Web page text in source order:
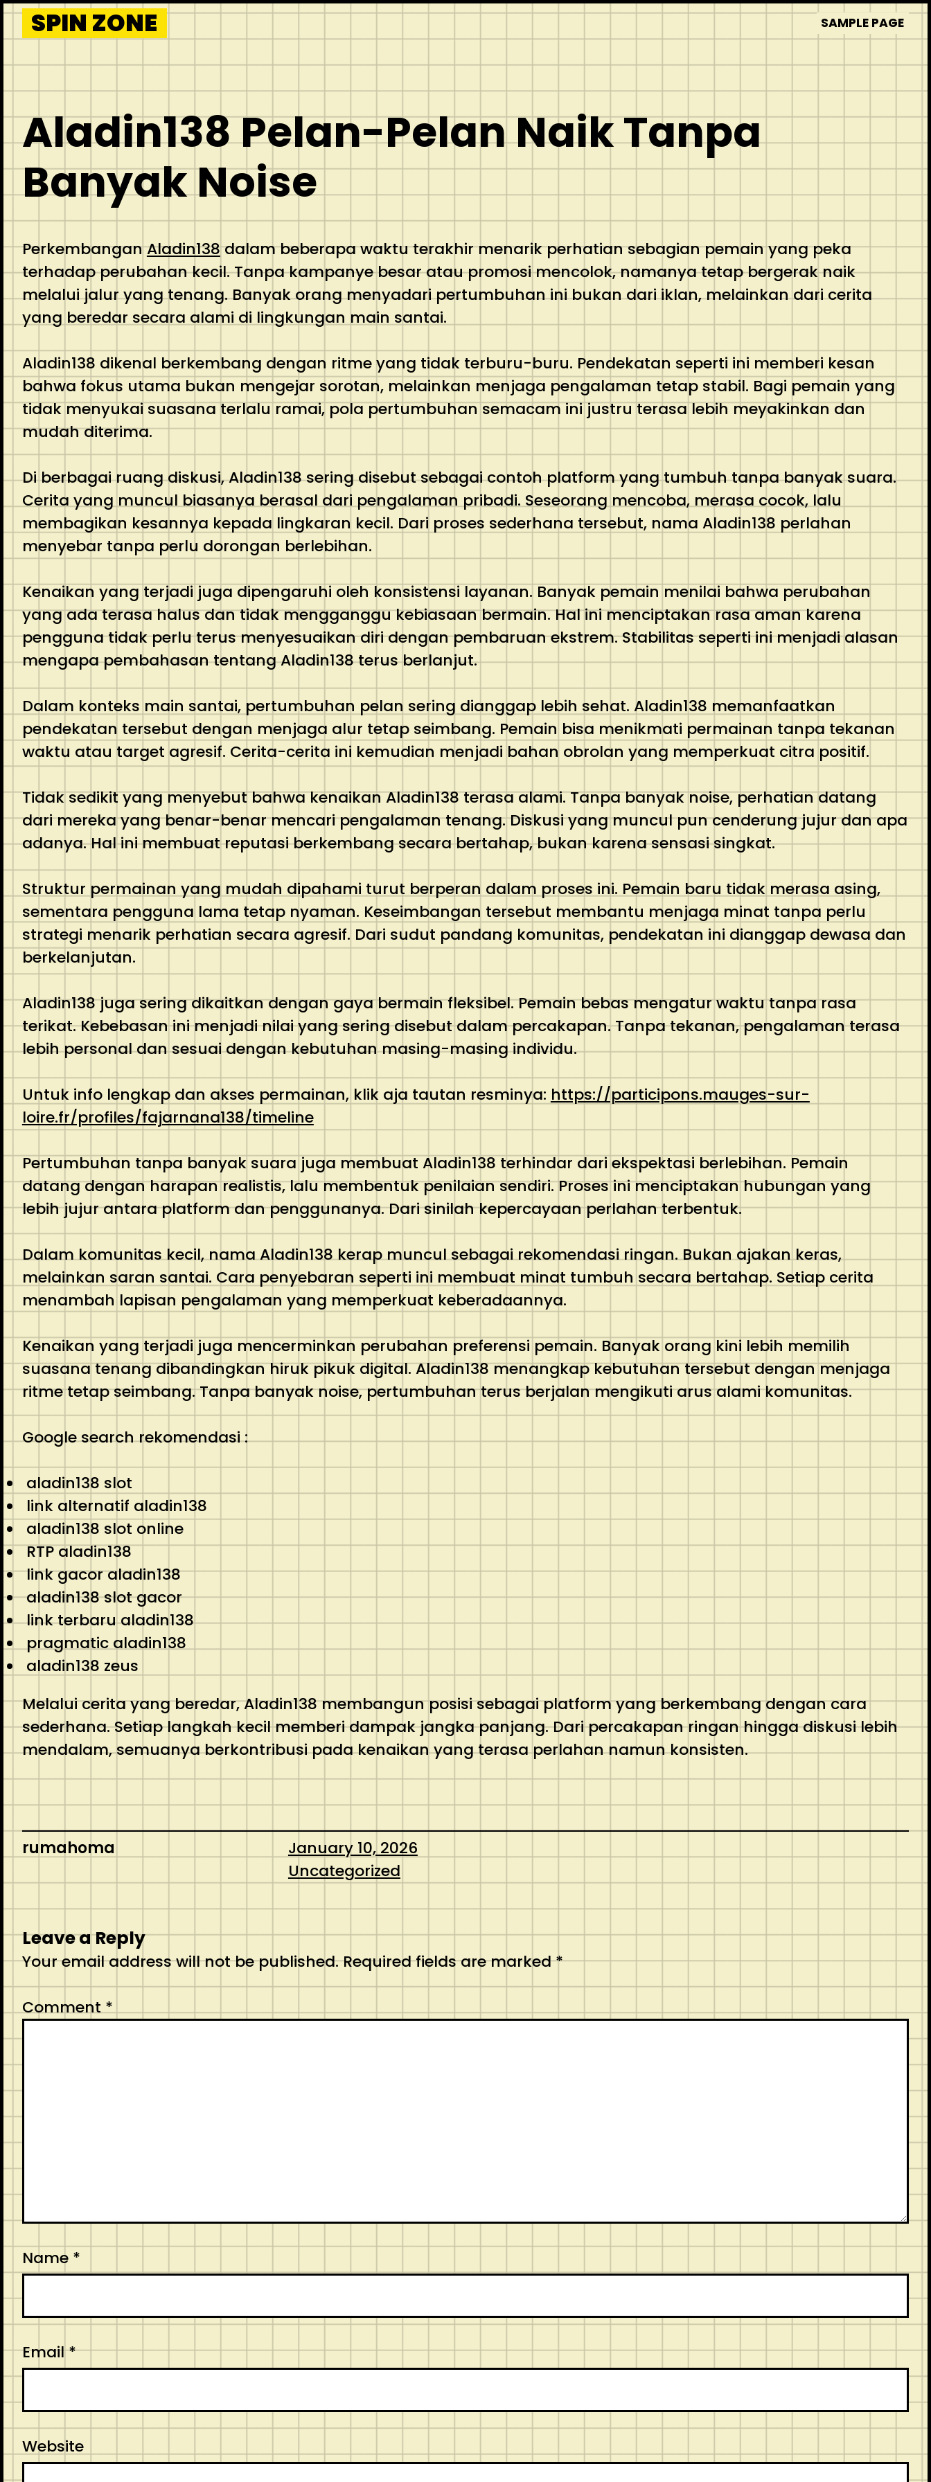
Skip
to
content
SPIN ZONE SAMPLE PAGE
Aladin138 Pelan-Pelan Naik Tanpa
Banyak Noise
PerkembanganAladin138dalam beberapa waktu terakhir menarik perhatian sebagian pemain yang peka
terhadap perubahan kecil. Tanpa kampanye besar atau promosi mencolok, namanya tetap bergerak naik
melalui jalur yang tenang. Banyak orang menyadari pertumbuhan ini bukan dari iklan, melainkan dari cerita
yang beredar secara alami di lingkungan main santai.
Aladin138 dikenal berkembang dengan ritme yang tidak terburu-buru. Pendekatan seperti ini memberi kesan
bahwa fokus utama bukan mengejar sorotan, melainkan menjaga pengalaman tetap stabil. Bagi pemain yang
tidak menyukai suasana terlalu ramai, pola pertumbuhan semacam ini justru terasa lebih meyakinkan dan
mudah diterima.
Di berbagai ruang diskusi, Aladin138 sering disebut sebagai contoh platform yang tumbuh tanpa banyak suara.
Cerita yang muncul biasanya berasal dari pengalaman pribadi. Seseorang mencoba, merasa cocok, lalu
membagikan kesannya kepada lingkaran kecil. Dari proses sederhana tersebut, nama Aladin138 perlahan
menyebar tanpa perlu dorongan berlebihan.
Kenaikan yang terjadi juga dipengaruhi oleh konsistensi layanan. Banyak pemain menilai bahwa perubahan
yang ada terasa halus dan tidak mengganggu kebiasaan bermain. Hal ini menciptakan rasa aman karena
pengguna tidak perlu terus menyesuaikan diri dengan pembaruan ekstrem. Stabilitas seperti ini menjadi alasan
mengapa pembahasan tentang Aladin138 terus berlanjut.
Dalam konteks main santai, pertumbuhan pelan sering dianggap lebih sehat. Aladin138 memanfaatkan
pendekatan tersebut dengan menjaga alur tetap seimbang. Pemain bisa menikmati permainan tanpa tekanan
waktu atau target agresif. Cerita-cerita ini kemudian menjadi bahan obrolan yang memperkuat citra positif.
Tidak sedikit yang menyebut bahwa kenaikan Aladin138 terasa alami. Tanpa banyak noise, perhatian datang
dari mereka yang benar-benar mencari pengalaman tenang. Diskusi yang muncul pun cenderung jujur dan apa
adanya. Hal ini membuat reputasi berkembang secara bertahap, bukan karena sensasi singkat.
Struktur permainan yang mudah dipahami turut berperan dalam proses ini. Pemain baru tidak merasa asing,
sementara pengguna lama tetap nyaman. Keseimbangan tersebut membantu menjaga minat tanpa perlu
strategi menarik perhatian secara agresif. Dari sudut pandang komunitas, pendekatan ini dianggap dewasa dan
berkelanjutan.
Aladin138 juga sering dikaitkan dengan gaya bermain fleksibel. Pemain bebas mengatur waktu tanpa rasa
terikat. Kebebasan ini menjadi nilai yang sering disebut dalam percakapan. Tanpa tekanan, pengalaman terasa
lebih personal dan sesuai dengan kebutuhan masing-masing individu.
Untuk info lengkap dan akses permainan, klik aja tautan resminya: https://participons.mauges-sur-
loire.fr/profiles/fajarnana138/timeline
Pertumbuhan tanpa banyak suara juga membuat Aladin138 terhindar dari ekspektasi berlebihan. Pemain
datang dengan harapan realistis, lalu membentuk penilaian sendiri. Proses ini menciptakan hubungan yang
lebih jujur antara platform dan penggunanya. Dari sinilah kepercayaan perlahan terbentuk.
Dalam komunitas kecil, nama Aladin138 kerap muncul sebagai rekomendasi ringan. Bukan ajakan keras,
melainkan saran santai. Cara penyebaran seperti ini membuat minat tumbuh secara bertahap. Setiap cerita
menambah lapisan pengalaman yang memperkuat keberadaannya.
Kenaikan yang terjadi juga mencerminkan perubahan preferensi pemain. Banyak orang kini lebih memilih
suasana tenang dibandingkan hiruk pikuk digital. Aladin138 menangkap kebutuhan tersebut dengan menjaga
ritme tetap seimbang. Tanpa banyak noise, pertumbuhan terus berjalan mengikuti arus alami komunitas.
Google search rekomendasi :
aladin138 slot
link alternatif aladin138
aladin138 slot online
RTP aladin138
link gacor aladin138
aladin138 slot gacor
link terbaru aladin138
pragmatic aladin138
aladin138 zeus
Melalui cerita yang beredar, Aladin138 membangun posisi sebagai platform yang berkembang dengan cara
sederhana. Setiap langkah kecil memberi dampak jangka panjang. Dari percakapan ringan hingga diskusi lebih
mendalam, semuanya berkontribusi pada kenaikan yang terasa perlahan namun konsisten.
rumahoma
January 10, 2026
Uncategorized
Leave a Reply
Your email address will not be published.Required fields are marked*
Comment*
Name *
Email*
Website